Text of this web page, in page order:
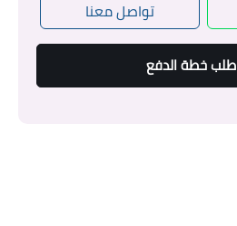
تواصل معنا
اطلب خطة الدفع